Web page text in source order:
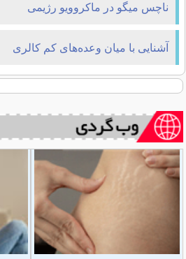
ناچس میگو در ماکروویو رژیمی
آشنایی با میان ‌وعده‌های کم کالری